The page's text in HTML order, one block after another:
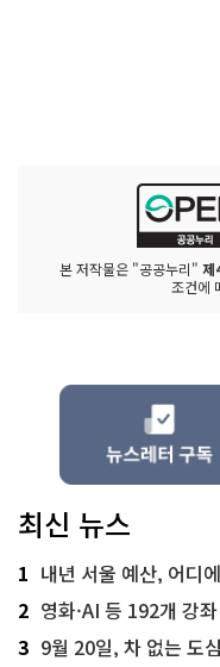
본 저작물은 "공공누리" 제
조건에
최신 뉴스
1 내년 서울 예산, 어디
2 영화·AI 등 192개 강
3 9월 20일, 차 없는 도심